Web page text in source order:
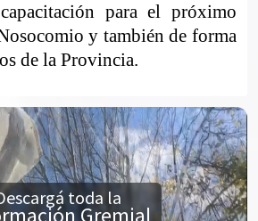
para el próximo
y también de forma
de la Provincia.
toda la